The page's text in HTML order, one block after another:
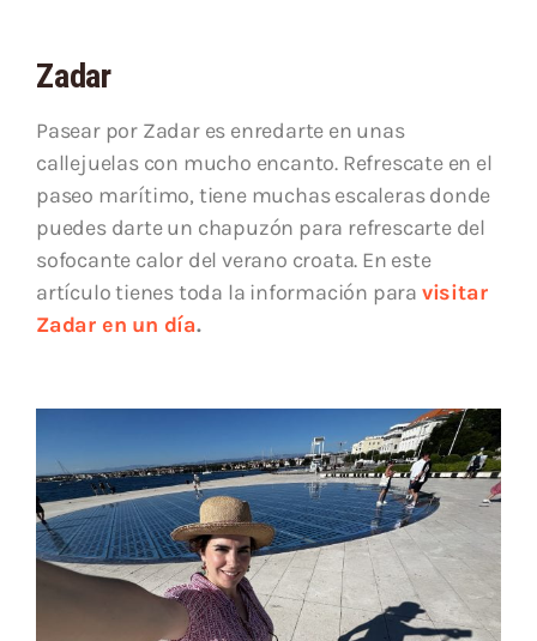
Zadar
Pasear por Zadar es enredarte en unas
callejuelas con mucho encanto. Refrescate en el
paseo marítimo, tiene muchas escaleras donde
puedes darte un chapuzón para refrescarte del
sofocante calor del verano croata. En este
artículo tienes toda la información para visitar
Zadar en un día.